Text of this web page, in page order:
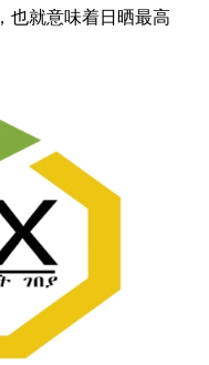
也就意味着日晒最高